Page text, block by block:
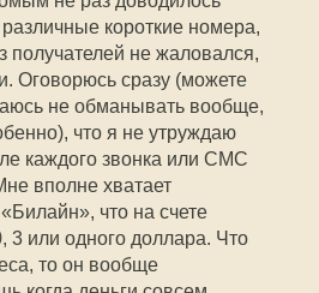
короткие номера,
получателей не жаловался,
Оговорюсь сразу (можете
не обманывать вообще,
что я не утруждаю
каждого звонка или СМС
вполне хватает
что на счете
3 или одного доллара. Что
то он вообще